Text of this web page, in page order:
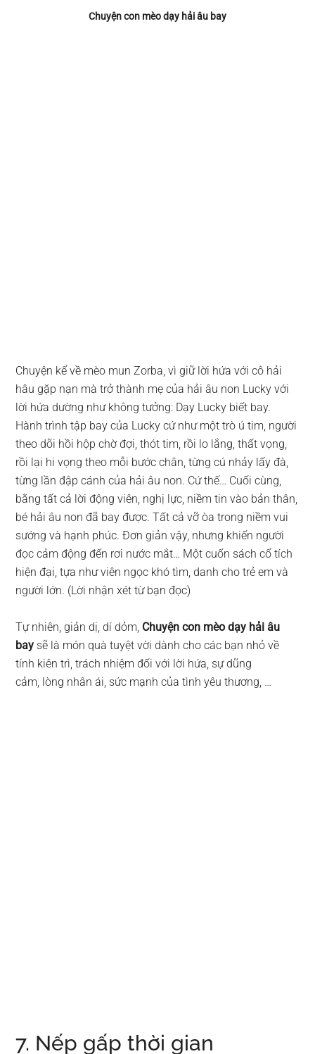
Chuyện con mèo dạy hải âu bay
Chuyện kể về mèo mun Zorba, vì giữ lời hứa với cô hải
hâu gặp nạn mà trở thành mẹ của hải âu non Lucky với
lời hứa dường như không tưởng: Dạy Lucky biết bay.
Hành trình tập bay của Lucky cứ như một trò ú tim, người
theo dõi hồi hộp chờ đợi, thót tim, rồi lo lắng, thất vọng,
rồi lại hi vọng theo mỗi bước chân, từng cú nhảy lấy đà,
từng lần đập cánh của hải âu non. Cứ thế… Cuối cùng,
bằng tất cả lời động viên, nghị lực, niềm tin vào bản thân,
bé hải âu non đã bay được. Tất cả vỡ òa trong niềm vui
sướng và hạnh phúc. Đơn giản vậy, nhưng khiến người
đọc cảm động đến rơi nước mắt… Một cuốn sách cổ tích
hiện đại, tựa như viên ngọc khó tìm, danh cho trẻ em và
người lớn. (Lời nhận xét từ bạn đọc)
Tự nhiên, giản dị, dí dỏm, Chuyện con mèo dạy hải âu
bay sẽ là món quà tuyệt vời dành cho các bạn nhỏ về
tính kiên trì, trách nhiệm đối với lời hứa, sự dũng
cảm, lòng nhân ái, sức mạnh của tình yêu thương, …
7. Nếp gấp thời gian